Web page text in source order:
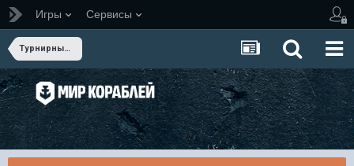
Игры Сервисы
Турнирный клуб